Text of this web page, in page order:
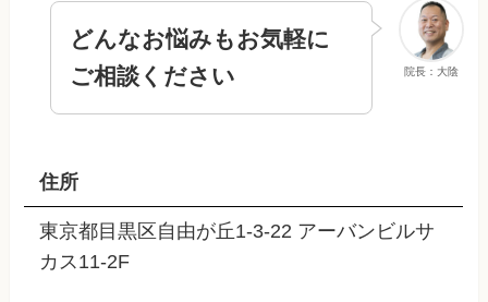
院長：大陰
どんなお悩みもお気軽に
ご相談ください
住所
東京都目黒区自由が丘1-3-22 アーバンビルサ
カス11-2F